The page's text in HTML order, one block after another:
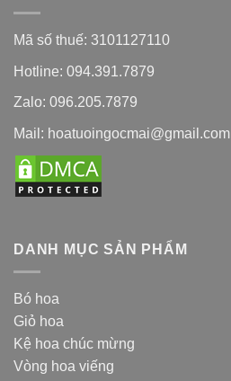
Mã số thuế: 3101127110
Hotline: 094.391.7879
Zalo: 096.205.7879
Mail: hoatuoingocmai@gmail.com
DANH MỤC SẢN PHẨM
Bó hoa
Giỏ hoa
Kệ hoa chúc mừng
Vòng hoa viếng